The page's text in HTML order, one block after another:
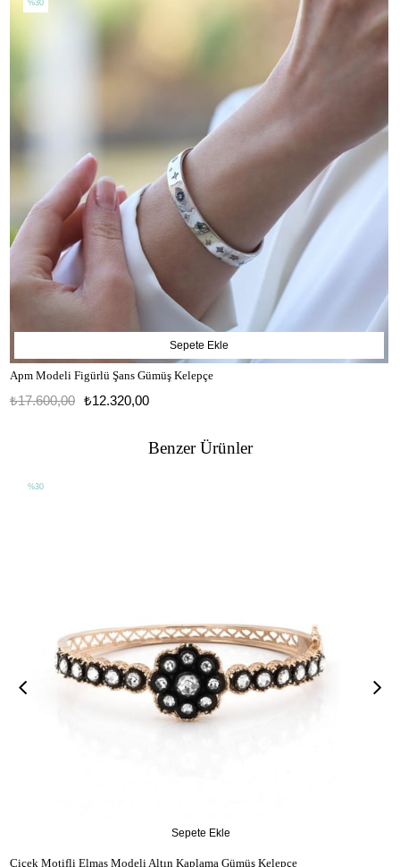
Apm Modeli Figürlü Şans Gümüş Kelepçe
₺12.320,00
₺17.600,00
Sepete Ekle
%30
Benzer Ürünler
Çiçek Motifli Elmas Modeli Altın Kaplama Gümüş Kelepçe
Sepete Ekle
%30